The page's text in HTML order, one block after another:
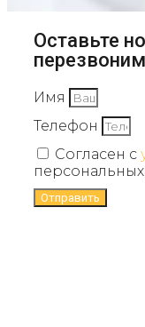
Оставьте
Имя
Телефон
Согласен с
Отправить